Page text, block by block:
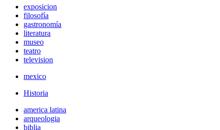
exposicion
filosofía
gastronomía
literatura
museo
teatro
television
mexico
Historia
america latina
arqueologia
biblia